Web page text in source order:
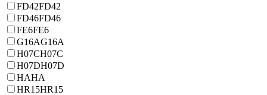
FD42FD42
FD46FD46
FE6FE6
G16AG16A
H07CH07C
H07DH07D
HAHA
HR15HR15